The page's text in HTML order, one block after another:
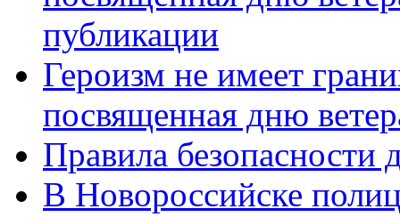
публикации
Героизм не имеет
посвященная дню
Правила безопасности
В Новороссийске